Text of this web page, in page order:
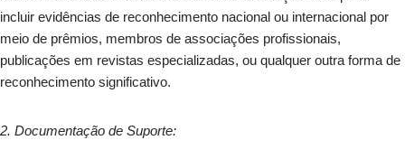
incluir evidências de reconhecimento nacional ou internacional por
meio de prêmios, membros de associações profissionais,
publicações em revistas especializadas, ou qualquer outra forma de
reconhecimento significativo.
2. Documentação de Suporte: